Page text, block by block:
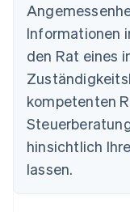
Informationen
den Rat eines
kompetenten
hinsichtlich
lassen.
English
Dänemark
English
Deutschland
Deutsch English
Estland
Festlandchina
简体中文English
Finnland
English
Frankreich